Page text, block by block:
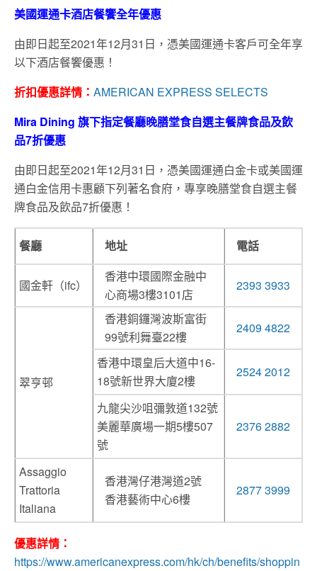
美國運通卡酒店餐饗全年優惠
由即日起至2021年12月31日，憑美國運通卡客戶可全年享
以下酒店餐饗優惠！
折扣優惠詳情： AMERICAN EXPRESS SELECTS
Mira Dining 旗下指定餐廳晚膳堂食自選主餐牌食品及飲
品7折優惠
由即日起至2021年12月31日，憑美國運通白金卡或美國運
通白金信用卡惠顧下列著名食府，專享晚膳堂食自選主餐
牌食品及飲品7折優惠！
餐廳 地址 電話
國金軒（ifc）
香港中環國際金融中
心商場3樓3101店
2393 3933
翠亨邨
香港銅鑼灣波斯富街
99號利舞臺22樓
2409 4822
香港中環皇后大道中16-
18號新世界大廈2樓
2524 2012
九龍尖沙咀彌敦道132號
美麗華廣場一期5樓507
號
2376 2882
Assaggio
Trattoria
Italiana
香港灣仔港灣道2號
香港藝術中心6樓
2877 3999
優惠詳情：
https://www.americanexpress.com/hk/ch/benefits/shoppin